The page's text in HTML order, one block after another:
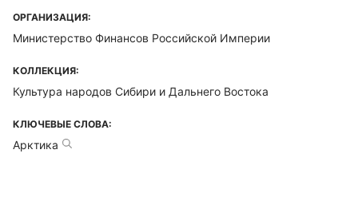
ОРГАНИЗАЦИЯ:
Министерство Финансов Российской Империи
КОЛЛЕКЦИЯ:
Культура народов Сибири и Дальнего Востока
КЛЮЧЕВЫЕ СЛОВА:
Арктика